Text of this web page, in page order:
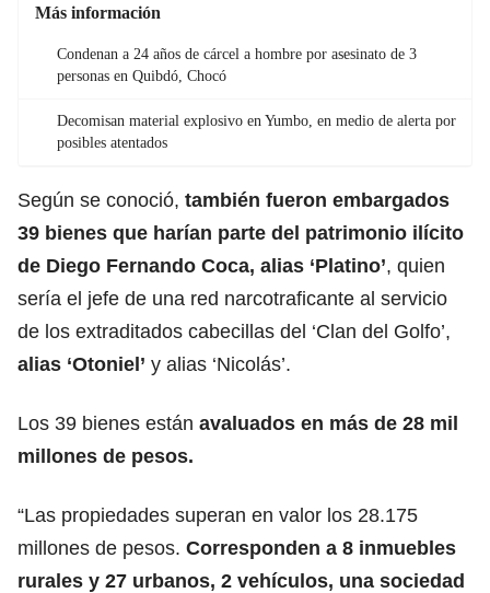
Más información
Condenan a 24 años de cárcel a hombre por asesinato de 3
personas en Quibdó, Chocó
Decomisan material explosivo en Yumbo, en medio de alerta por
posibles atentados
Según se conoció, también fueron embargados
39 bienes que harían parte del patrimonio ilícito
de Diego Fernando Coca, alias ‘Platino’, quien
sería el jefe de una red narcotraficante al servicio
de los extraditados cabecillas del ‘Clan del Golfo’,
alias ‘Otoniel’ y alias ‘Nicolás’.
Los 39 bienes están avaluados en más de 28 mil
millones de pesos.
“Las propiedades superan en valor los 28.175
millones de pesos. Corresponden a 8 inmuebles
rurales y 27 urbanos, 2 vehículos, una sociedad